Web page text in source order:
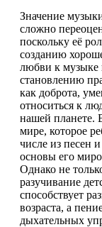
Значение
сложно
поскольку её
созданию
любви к музыке
становлению
как доброта,
относиться к
нашей планете.
мире, которое
числе из песен
основы его
Однако не
разучивание
способствует
возраста, а
дыхательных